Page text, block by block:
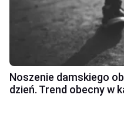
Noszenie damskiego
dzień. Trend obecny w